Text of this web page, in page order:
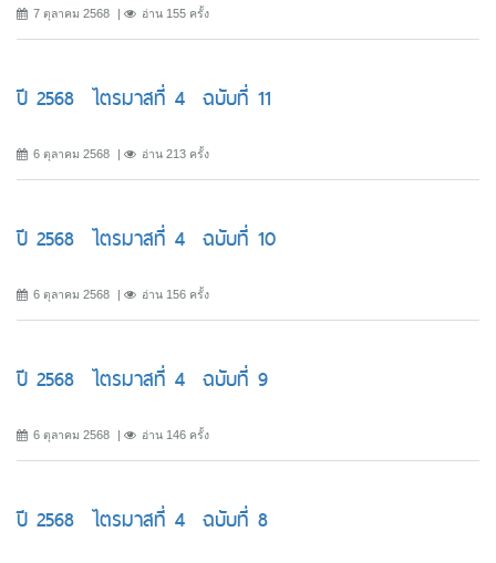
7 ตุลาคม 2568 อ่าน 155 ครั้ง
ปี 2568 ไตรมาสที่ 4 ฉบับที่ 11
6 ตุลาคม 2568 อ่าน 213 ครั้ง
ปี 2568 ไตรมาสที่ 4 ฉบับที่ 10
6 ตุลาคม 2568 อ่าน 156 ครั้ง
ปี 2568 ไตรมาสที่ 4 ฉบับที่ 9
6 ตุลาคม 2568 อ่าน 146 ครั้ง
ปี 2568 ไตรมาสที่ 4 ฉบับที่ 8